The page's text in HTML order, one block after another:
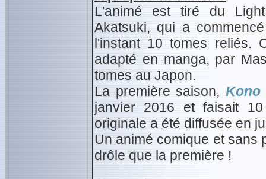
L'animé est tiré du
Akatsuki, qui a
l'instant 10 tomes reliés.
adapté en manga, par
tomes au Japon.
La première saison, Kono
janvier 2016 et faisait
originale a été diffusée en
Un animé comique et sans
drôle que la première !